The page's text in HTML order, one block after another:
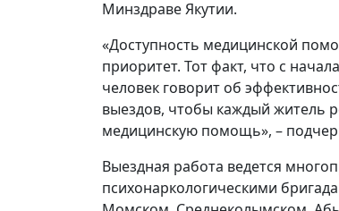
Минздраве Якутии.
«Доступность медицинской
приоритет. Тот факт, что с
человек говорит об
выездов, чтобы каждый житель
медицинскую помощь», –
Выездная работа ведется
психонаркологическими